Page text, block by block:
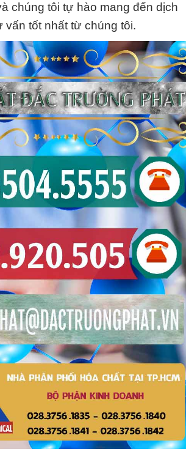
chúng tôi tự hào mang đến dịch
tốt nhất từ chúng tôi.